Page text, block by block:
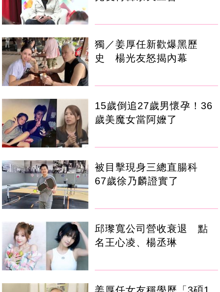
獨／姜厚任新歡爆黑歷
史 楊光友怒揭內幕
15歲倒追27歲男懷孕！36
歲美魔女當阿嬤了
被目擊現身三總直腸科
67歲徐乃麟證實了
邱瓈寬公司營收衰退 點
名王心凌、楊丞琳